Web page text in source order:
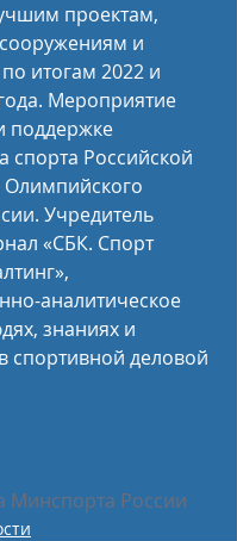
проектам,
и
итогам 2022 и
Мероприятие
поддержке
спорта Российской
Учредитель
«СБК. Спорт
аналитическое
знаниях и
спортивной деловой
Минспорта России